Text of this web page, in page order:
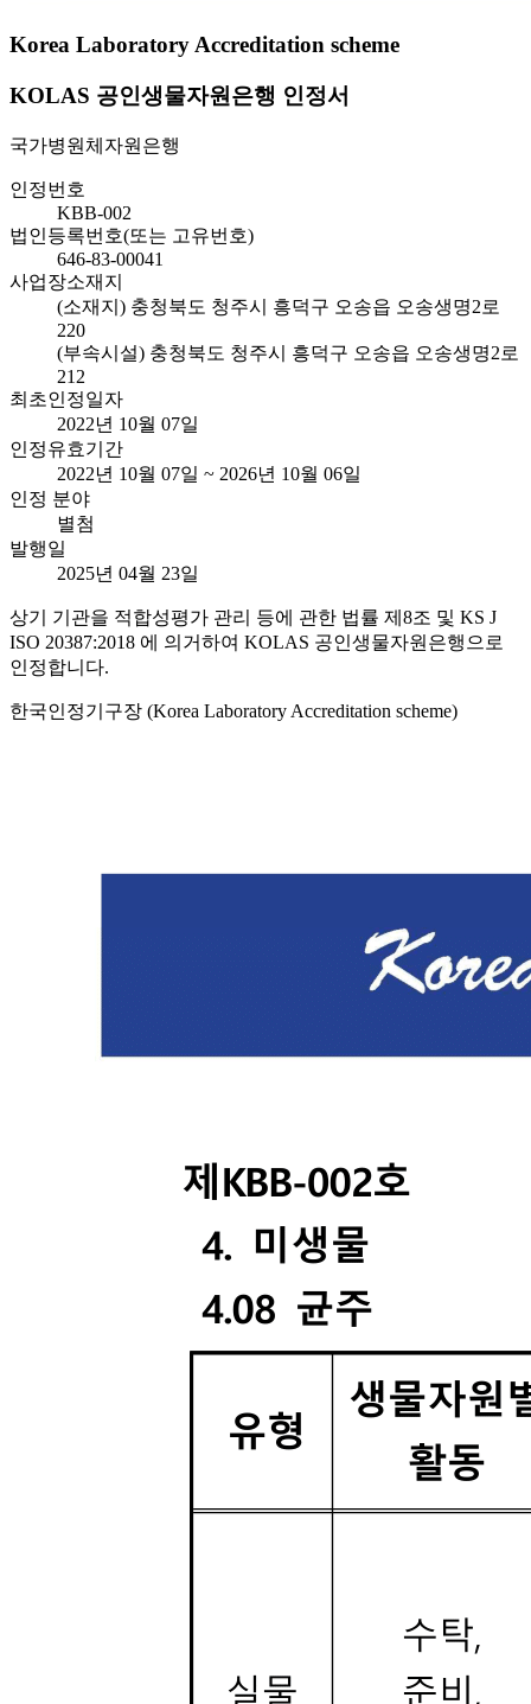
Korea Laboratory Accreditation scheme
KOLAS 공인생물자원은행 인정서
국가병원체자원은행
인정번호
KBB-002
법인등록번호(또는 고유번호)
646-83-00041
사업장소재지
(소재지) 충청북도 청주시 흥덕구 오송읍 오송생명2로
220
(부속시설) 충청북도 청주시 흥덕구 오송읍 오송생명2로
212
최초인정일자
2022년 10월 07일
인정유효기간
2022년 10월 07일 ~ 2026년 10월 06일
인정 분야
별첨
발행일
2025년 04월 23일
상기 기관을 적합성평가 관리 등에 관한 법률 제8조 및 KS J
ISO 20387:2018 에 의거하여 KOLAS 공인생물자원은행으로
인정합니다.
한국인정기구장 (Korea Laboratory Accreditation scheme)